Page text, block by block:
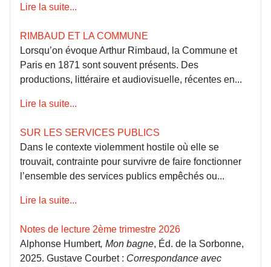
Lire la suite...
RIMBAUD ET LA COMMUNE
Lorsqu’on évoque Arthur Rimbaud, la Commune et
Paris en 1871 sont souvent présents. Des
productions, littéraire et audiovisuelle, récentes en...
Lire la suite...
SUR LES SERVICES PUBLICS
Dans le contexte violemment hostile où elle se
trouvait, contrainte pour survivre de faire fonctionner
l’ensemble des services publics empêchés ou...
Lire la suite...
Notes de lecture 2ème trimestre 2026
Alphonse Humbert, Mon bagne, Éd. de la Sorbonne,
2025. Gustave Courbet : Correspondance avec